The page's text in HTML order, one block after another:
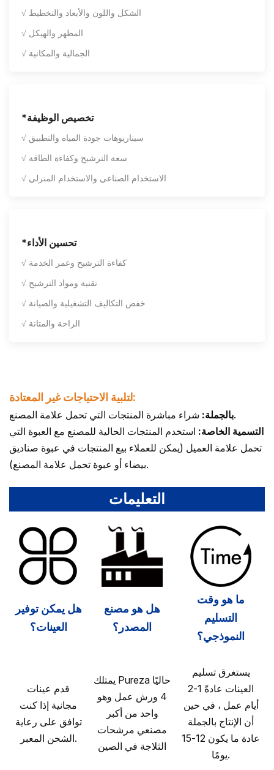
√ الشكل واللون والأبعاد والتخطيط
√ المظهر والهيكل
√ الجمالية والمكانية
*تخصيص الوظيفة
√ سيناريوهات جودة المياه والتطبيق
√ سعة الترشيح وكفاءة الطاقة
√ الاستخدام الصناعي والاستخدام المنزلي
*تحسين الأداء
√ كفاءة الترشيح وعمر الخدمة
√ تقنية ومواد الترشيح
√ خفض التكاليف التشغيلية والصيانة
√ الراحة والمتانة
لتلبية الاحتياجات غير المعتادة:
بالجملة:شراء مباشرة المنتجات التي تحمل علامة المصنع.
التسمية الخاصة: استخدم المنتجات الحالية للمصنع مع العبوة التي
تحمل علامة العميل (يمكن للعملاء بيع المنتجات في عبوة صناديق
بيضاء أو عبوة تحمل علامة المصنع).
التعليمات
هل يمكن توفير
العينات؟
هل هو مصنع
المصدر؟
ما هو وقت
التسليم
النموذجي؟
قدم عينات
مجانية إذا كنت
توافق على رعاية
الشحن المعبر.
يمتلك Pureza حاليًا
4 ورش عمل وهو
واحد من أكبر
مصنعي مرشحات
الثلاجة في الصين
يستغرق تسليم
العينات عادةً 1-2
أيام عمل ، في حين
أن الإنتاج بالجملة
عادة ما يكون 12-15
يومًا.